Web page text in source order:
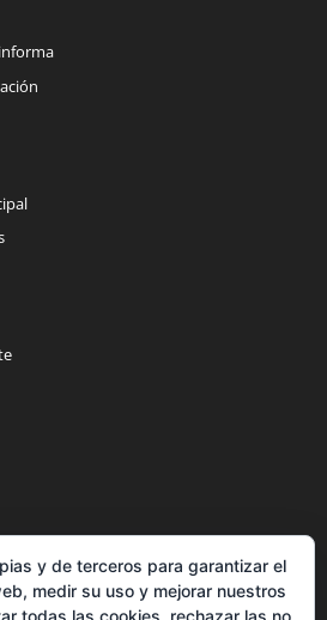
y de terceros para garantizar el
medir su uso y mejorar nuestros
todas las cookies, rechazar las no